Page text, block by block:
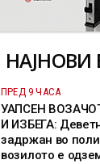
НАЈНОВИ
ПРЕД 9 ЧАСА
УАПСЕН
И ИЗБЕГА:
задржан во
возилото е